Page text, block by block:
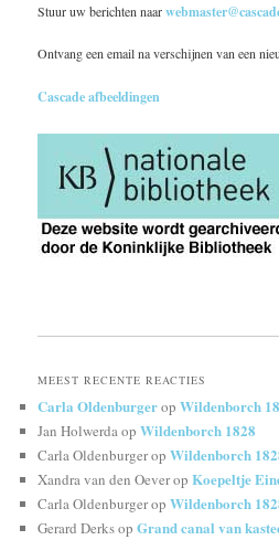
Stuur uw berichten naar
Ontvang een email na verschijnen van een
Cascade afbeeldingen
MEEST RECENTE REACTIES
Carla OldenburgeropWildenborch
Jan HolwerdaopWildenborch 1828
Carla OldenburgeropWildenborch
Xandra van den OeveropKoepeltje
Carla OldenburgeropWildenborch
Gerard DerksopGrand canal van